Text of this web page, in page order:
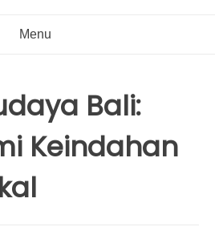
Menu
Bali:
Keindahan